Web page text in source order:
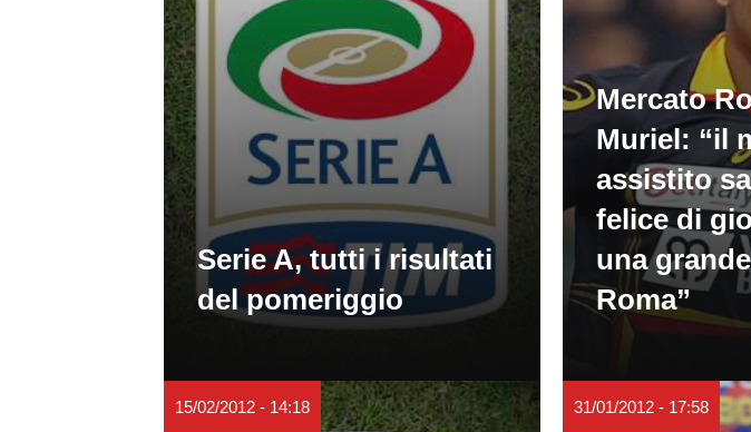
Serie A, tutti i risultati
del pomeriggio
Mercato
Muriel: “il
assistito
felice di
una
Roma”
15/02/2012 - 14:18 31/01/2012 - 17:58